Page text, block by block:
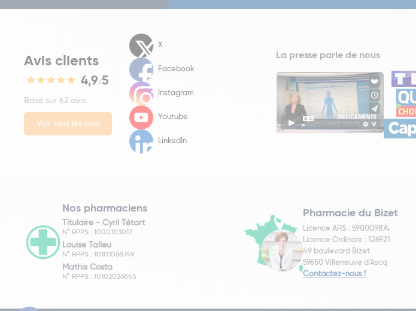
Avis clients
4,9/5
Basé sur 62 avis.
Voir tous les avis
X
Facebook
Instagram
Youtube
LinkedIn
La presse parle de nous
Nos pharmaciens
Titulaire - Cyril Tétart
N° RPPS : 10001113017
Louise Talleu
N° RPPS : 10101068749
Mathis Costa
N° RPPS : 10102026845
Pharmacie du Bizet
Licence ARS : 590009874
Licence Ordinale : 126921
49 boulevard Bizet
59650 Villeneuve d'Ascq
Contactez-nous !